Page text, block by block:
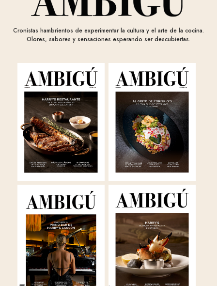
Cronistas hambrientos de experimentar la cultura y el arte de la cocina.
Olores, sabores y sensaciones esperando ser descubiertas.